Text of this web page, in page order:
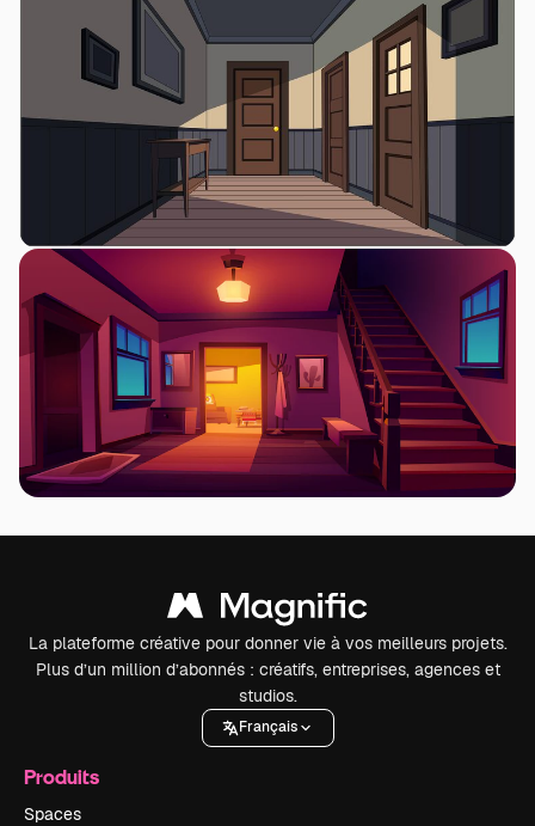
La plateforme créative pour donner vie à vos meilleurs projets.
Plus d’un million d’abonnés : créatifs, entreprises, agences et
studios.
Français
Produits
Spaces